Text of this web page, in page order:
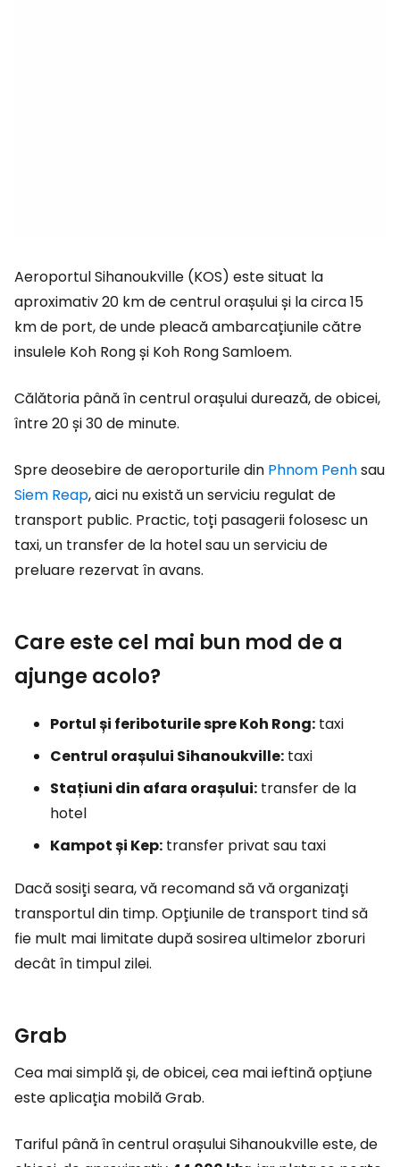
Aeroportul Sihanoukville (KOS) este situat la
aproximativ 20 km de centrul orașului și la circa 15
km de port, de unde pleacă ambarcațiunile către
insulele Koh Rong și Koh Rong Samloem.
Călătoria până în centrul orașului durează, de obicei,
între 20 și 30 de minute.
Spre deosebire de aeroporturile din Phnom Penhsau
Siem Reap, aici nu există un serviciu regulat de
transport public. Practic, toți pasagerii folosesc un
taxi, un transfer de la hotel sau un serviciu de
preluare rezervat în avans.
Care este cel mai bun mod de a
ajunge acolo?
Portul și feriboturile spre Koh Rong: taxi
Centrul orașului Sihanoukville: taxi
Stațiuni din afara orașului: transfer de la
hotel
Kampot și Kep: transfer privat sau taxi
Dacă sosiți seara, vă recomand să vă organizați
transportul din timp. Opțiunile de transport tind să
fie mult mai limitate după sosirea ultimelor zboruri
decât în timpul zilei.
Grab
Cea mai simplă și, de obicei, cea mai ieftină opțiune
este aplicația mobilă Grab.
Tariful până în centrul orașului Sihanoukville este, de